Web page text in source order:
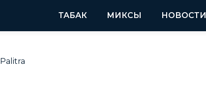
ТАБАК МИКСЫ НОВОСТИ
Palitra